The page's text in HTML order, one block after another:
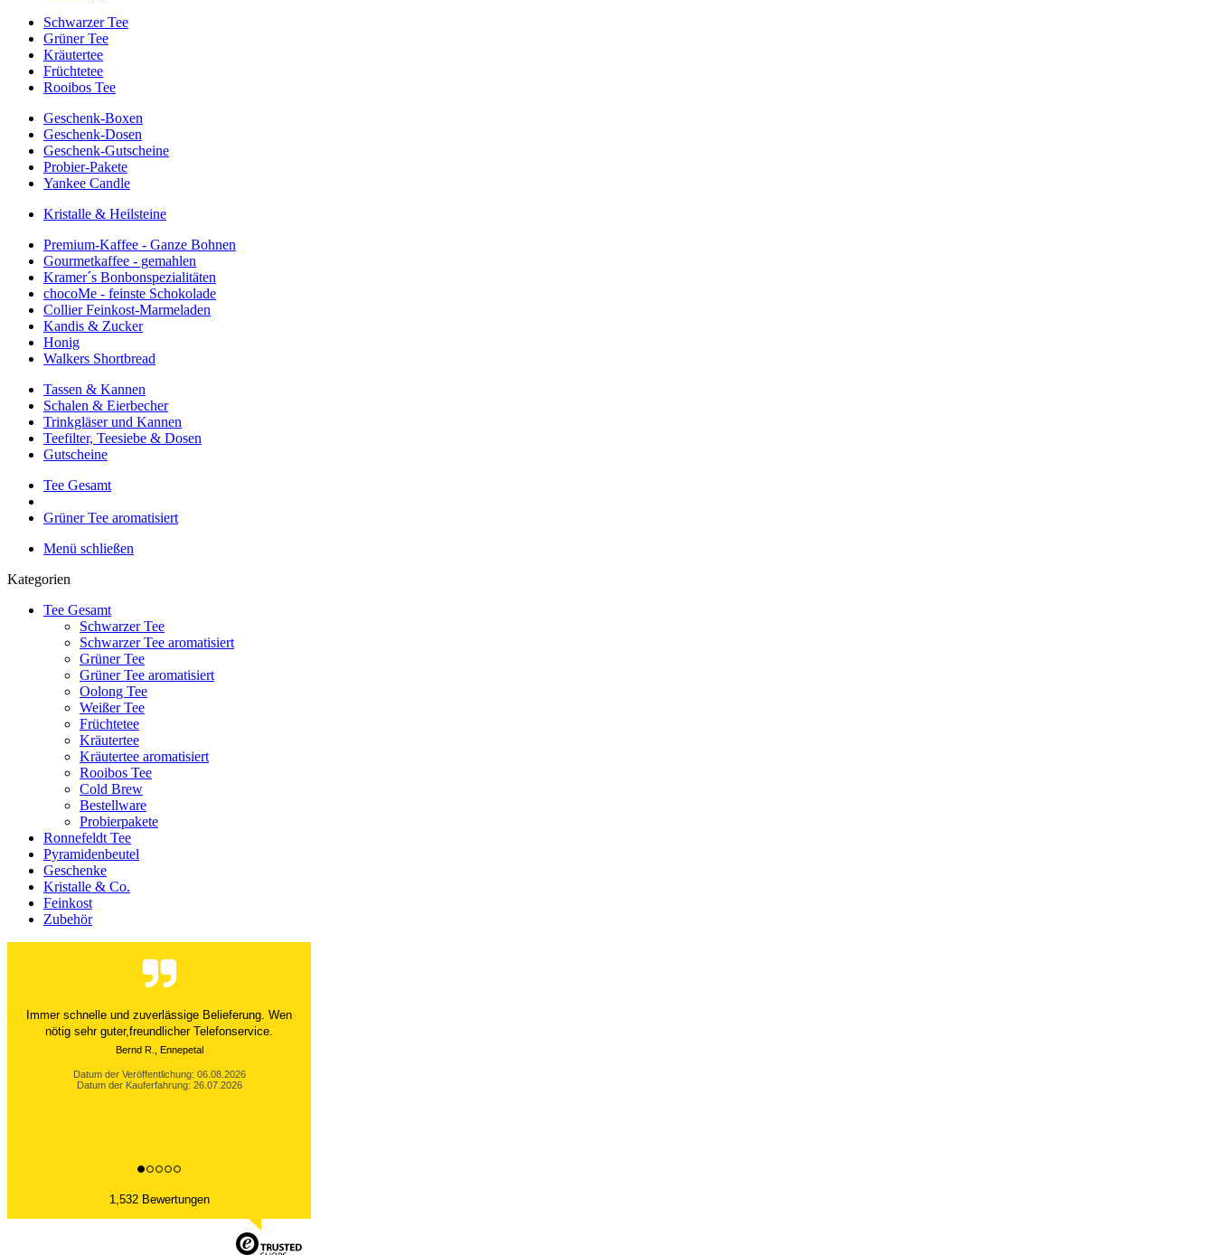
Schwarzer Tee
Grüner Tee
Kräutertee
Früchtetee
Rooibos Tee
Geschenk-Boxen
Geschenk-Dosen
Geschenk-Gutscheine
Probier-Pakete
Yankee Candle
Kristalle & Heilsteine
Premium-Kaffee - Ganze Bohnen
Gourmetkaffee - gemahlen
Kramer´s Bonbonspezialitäten
chocoMe - feinste Schokolade
Collier Feinkost-Marmeladen
Kandis & Zucker
Honig
Walkers Shortbread
Tassen & Kannen
Schalen & Eierbecher
Trinkgläser und Kannen
Teefilter, Teesiebe & Dosen
Gutscheine
Tee Gesamt
Grüner Tee aromatisiert
Menü schließen
Kategorien
Tee Gesamt
Schwarzer Tee
Schwarzer Tee aromatisiert
Grüner Tee
Grüner Tee aromatisiert
Oolong Tee
Weißer Tee
Früchtetee
Kräutertee
Kräutertee aromatisiert
Rooibos Tee
Cold Brew
Bestellware
Probierpakete
Ronnefeldt Tee
Pyramidenbeutel
Geschenke
Kristalle & Co.
Feinkost
Zubehör
Der Versand ist immer innerhalb von 24 Stunden
abgewickelt. Grossartig. Ich liebe die 1kg
Alubeutel.
Datum der Veröffentlichung: 06.08.2026
Datum der Kauferfahrung: 27.07.2026
1,532 Bewertungen